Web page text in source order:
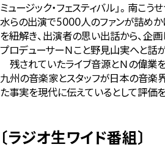
ミュージック・フェスティバル」。南こう
水らの出演で5000人のファンが詰め
を紐解き、出演者の思い出話から、企画
プロデューサーＮこと野見山実へと話が
残されていたライブ音源とＮの偉業を
九州の音楽家とスタッフが日本の音楽
た事実を現代に伝えているとして評価を
〔ラジオ生ワイド番組〕